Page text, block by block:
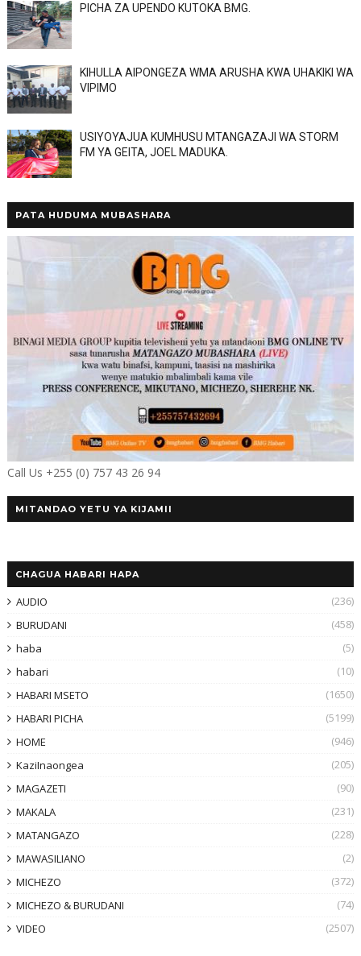
PICHA ZA UPENDO KUTOKA BMG.
KIHULLA AIPONGEZA WMA ARUSHA KWA UHAKIKI WA
VIPIMO
USIYOYAJUA KUMHUSU MTANGAZAJI WA STORM
FM YA GEITA, JOEL MADUKA.
PATA HUDUMA MUBASHARA
Call Us +255 (0) 757 43 26 94
MITANDAO YETU YA KIJAMII
CHAGUA HABARI HAPA
AUDIO
(236)
BURUDANI
(458)
haba
(5)
habari
(10)
HABARI MSETO
(1650)
HABARI PICHA
(5199)
HOME
(946)
KaziInaongea
(205)
MAGAZETI
(90)
MAKALA
(231)
MATANGAZO
(228)
MAWASILIANO
(2)
MICHEZO
(372)
MICHEZO & BURUDANI
(74)
VIDEO
(2507)